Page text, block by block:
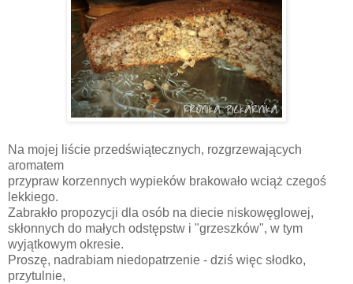
Na mojej liście przedświątecznych, rozgrzewających
aromatem
przypraw korzennych wypieków brakowało wciąż czegoś
lekkiego.
Zabrakło propozycji dla osób na diecie niskowęglowej,
skłonnych do małych odstępstw i "grzeszków", w tym
wyjątkowym okresie.
Proszę, nadrabiam niedopatrzenie - dziś więc słodko,
przytulnie,